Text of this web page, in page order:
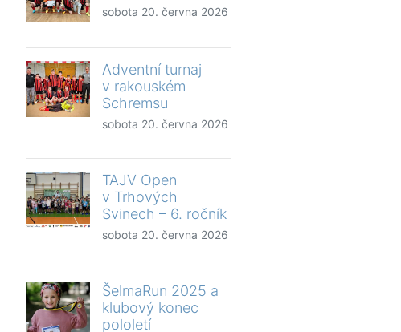
sobota 20. června 2026
Adventní turnaj
v rakouském
Schremsu
sobota 20. června 2026
TAJV Open
v Trhových
Svinech – 6. ročník
sobota 20. června 2026
ŠelmaRun 2025 a
klubový konec
pololetí